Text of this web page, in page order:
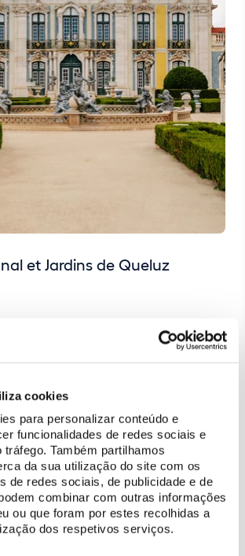
cookies
para personalizar conteúdo e
funcionalidades de redes sociais e
Também partilhamos
da sua utilização do site com os
de redes sociais, de publicidade e de
combinar com outras informações
ou que foram por estes recolhidas a
dos respetivos serviços.
et Jardins de Queluz